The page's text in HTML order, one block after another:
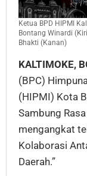
Ketua BPD HIPMI
Bontang Winardi
Bhakti (Kanan)
KALTIMOKE,
(BPC)
(HIPMI) Kota
Sambung
mengangkat
Kolaborasi
Daerah.”